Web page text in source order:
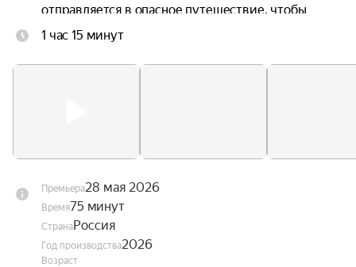
отправляется в опасное путешествие, чтобы
спасти любимую.
1 час 15 минут
Премьера28 мая 2026
Время75 минут
СтранаРоссия
Год производства2026
Возраст